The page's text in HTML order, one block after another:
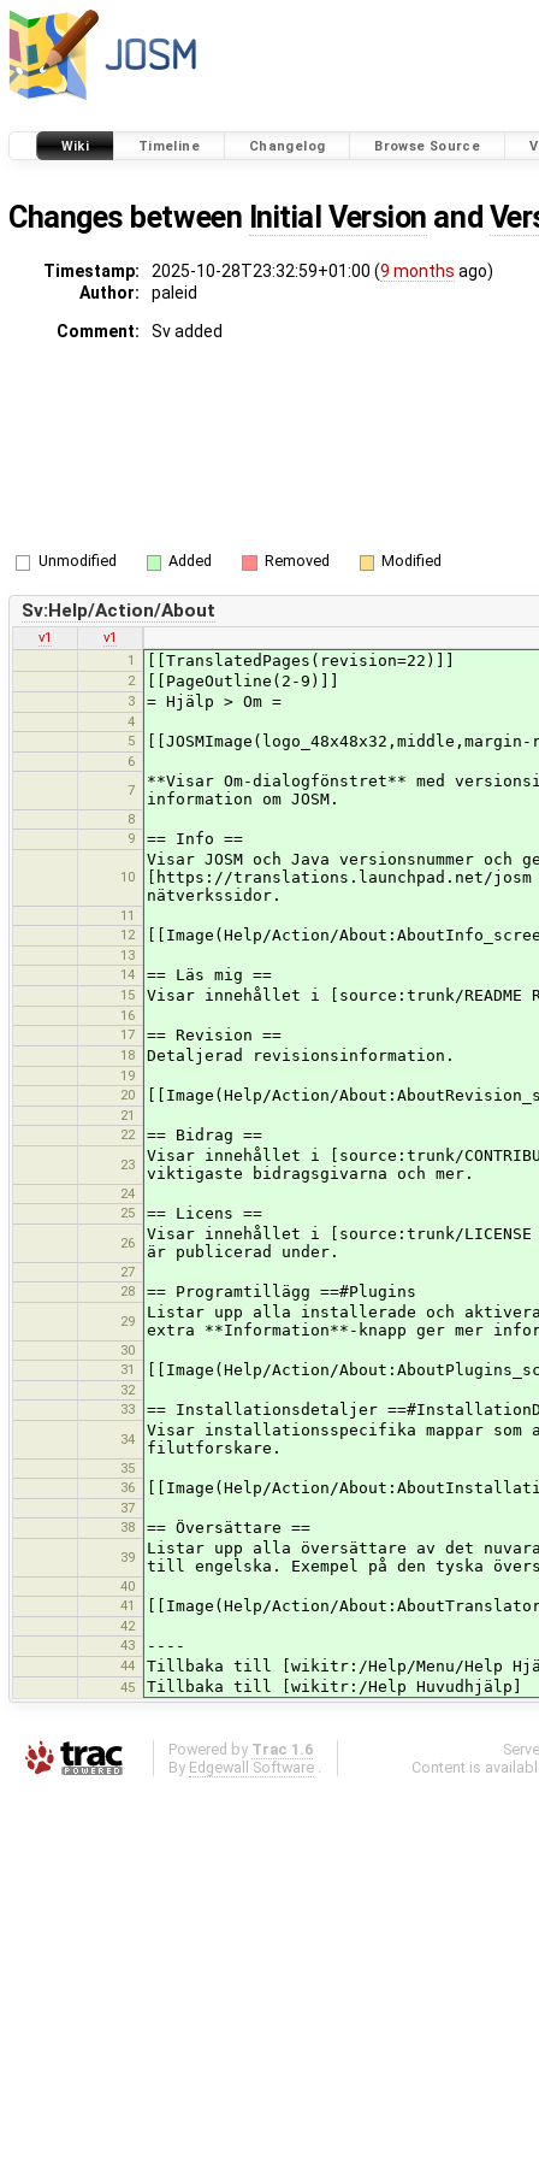
Wiki Timeline Changelog Browse Source
Changes between Initial Version and
Timestamp: 2025-10-28T23:32:59+01:00 (9 months ago)
Author:
paleid
Comment:
Sv added
Unmodified Added Removed Modified
Sv:Help/Action/About
v1
v1
1
[[TranslatedPages(revision=22)]]
2 [[PageOutline(2-9)]]
3 = Hjälp > Om =
4
5
6
7
**Visar Om-dialogfönstret** med
information om JOSM.
8
9
== Info ==
10
Visar JOSM och Java versionsnummer
[https://translations.launchpad.net/josm
nätverkssidor.
11
12
[[Image(Help/Action/
13
14
== Läs mig ==
15 Visar innehållet i [source:trunk/README
16
17
== Revision ==
18 Detaljerad revisionsinformation.
19
20
[[Image(Help/Action/
21
22
== Bidrag ==
23
Visar innehållet i [source:trunk/
viktigaste bidragsgivarna och mer.
24
25
== Licens ==
26
Visar innehållet i [source:trunk/LICENSE
är publicerad under.
27
28
== Programtillägg ==#Plugins
29
Listar upp alla installerade och
extra **Information**-knapp ger mer
30
31
[[Image(Help/Action/
32
33
== Installationsdetaljer
34
Visar installationsspecifika mappar som
filutforskare.
35
36
[[Image(Help/Action/
37
38
== Översättare ==
39
Listar upp alla översättare av det
till engelska. Exempel på den tyska
40
41
[[Image(Help/Action/
42
43
----
44 Tillbaka till [wikitr:/Help/Menu/Help
45 Tillbaka till [wikitr:/Help Huvudhjälp]
Powered by Trac 1.6
By Edgewall Software .
Content is